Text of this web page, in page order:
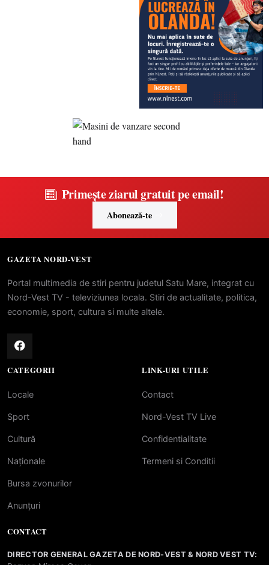
Primește ziarul gratuit pe email!
Abonează-te
GAZETA NORD-VEST
Portal multimedia de stiri pentru judetul Satu Mare, integrat cu
Nord-Vest TV - televiziunea locala. Stiri de actualitate, politica,
economie, sport, cultura si multe altele.
CATEGORII
Locale
Sport
Cultură
Naționale
Bursa zvonurilor
Anunțuri
LINK-URI UTILE
Contact
Nord-Vest TV Live
Confidentialitate
Termeni si Conditii
CONTACT
DIRECTOR GENERAL GAZETA DE NORD-VEST & NORD VEST TV: